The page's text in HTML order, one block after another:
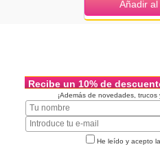
Añadir
Recibe un 10% de
¡Además de novedades,
He leído y acepto la